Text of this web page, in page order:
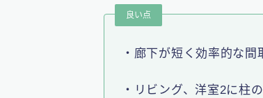
良い点
・廊下が短く効率的な間
・リビング、洋室2に柱